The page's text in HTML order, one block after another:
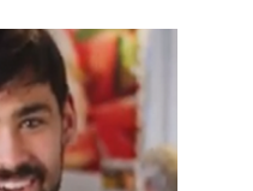
Purpose Marketing
Reputatie & crisis